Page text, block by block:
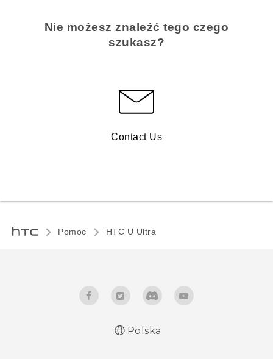
Nie możesz znaleźć tego czego
szukasz?
Contact Us
Pomoc HTC U Ultra‎
Polska